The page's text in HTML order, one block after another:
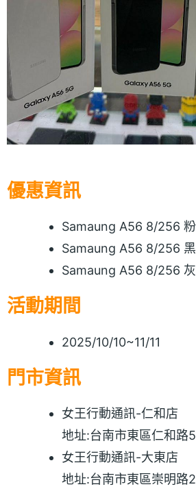
優惠資訊
Samaung A56 8/256 粉
Samaung A56 8/256 黑
Samaung A56 8/256 灰
活動期間
2025/10/10~11/11
門市資訊
女王行動通訊-仁和店
地址:台南市東區仁和路
女王行動通訊-大東店
地址:台南市東區崇明路